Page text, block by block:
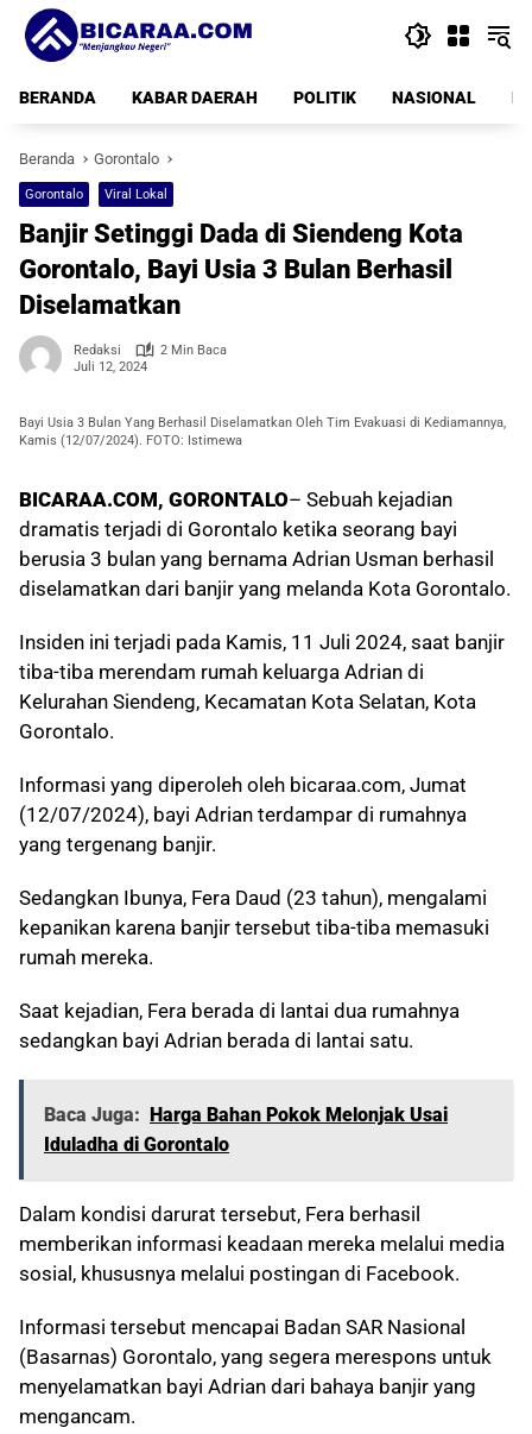
Langsung
konten
BERANDA
KABAR DAERAH POLITIK NASIONAL
Beranda Gorontalo
Gorontalo Viral Lokal
Banjir Setinggi Dada di Siendeng Kota
Gorontalo, Bayi Usia 3 Bulan Berhasil
Diselamatkan
Redaksi
2 Min Baca
Juli 12, 2024
Bayi Usia 3 Bulan Yang Berhasil Diselamatkan Oleh Tim Evakuasi di Kediamannya,
Kamis (12/07/2024). FOTO: Istimewa
BICARAA.COM, GORONTALO– Sebuah kejadian
dramatis terjadi di Gorontalo ketika seorang bayi
berusia 3 bulan yang bernama Adrian Usman berhasil
diselamatkan dari banjir yang melanda Kota Gorontalo.
Insiden ini terjadi pada Kamis, 11 Juli 2024, saat banjir
tiba-tiba merendam rumah keluarga Adrian di
Kelurahan Siendeng, Kecamatan Kota Selatan, Kota
Gorontalo.
Informasi yang diperoleh oleh bicaraa.com, Jumat
(12/07/2024), bayi Adrian terdampar di rumahnya
yang tergenang banjir.
Sedangkan Ibunya, Fera Daud (23 tahun), mengalami
kepanikan karena banjir tersebut tiba-tiba memasuki
rumah mereka.
Saat kejadian, Fera berada di lantai dua rumahnya
sedangkan bayi Adrian berada di lantai satu.
Baca Juga: Harga Bahan Pokok Melonjak Usai
Iduladha di Gorontalo
Dalam kondisi darurat tersebut, Fera berhasil
memberikan informasi keadaan mereka melalui media
sosial, khususnya melalui postingan di Facebook.
Informasi tersebut mencapai Badan SAR Nasional
(Basarnas) Gorontalo, yang segera merespons untuk
menyelamatkan bayi Adrian dari bahaya banjir yang
mengancam.